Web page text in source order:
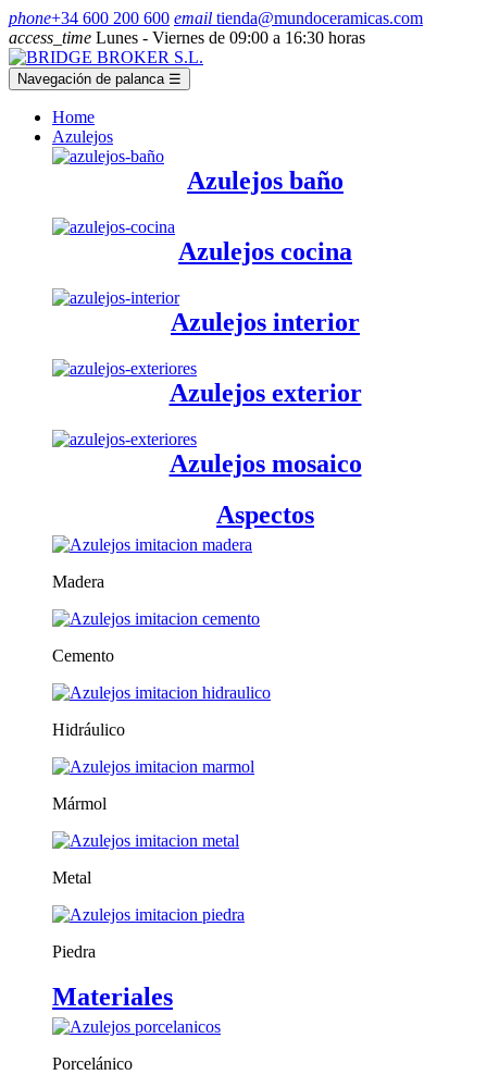
phone+34 600 200 600 email tienda@mundoceramicas.com
access_time Lunes - Viernes de 09:00 a 16:30 horas
Navegación de palanca ☰
Home
Azulejos
Azulejos baño
Azulejos cocina
Azulejos interior
Azulejos exterior
Azulejos mosaico
Aspectos
Madera
Cemento
Hidráulico
Mármol
Metal
Piedra
Materiales
Porcelánico